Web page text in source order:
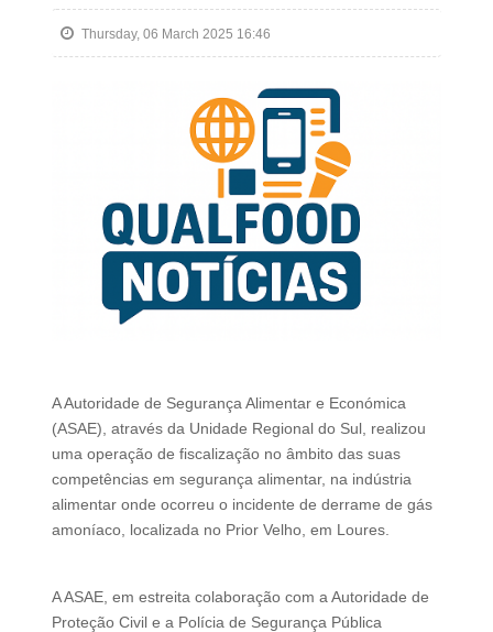
Thursday, 06 March 2025 16:46
AAutoridade de Segurança Alimentar e Económica
(ASAE), através da Unidade Regional do Sul, realizou
uma operação de fiscalização no âmbito das suas
competências em segurança alimentar, na indústria
alimentar onde ocorreu o incidente de derrame de gás
amoníaco, localizada no Prior Velho, em Loures.
A ASAE, em estreita colaboração com a Autoridade de
Proteção Civil e a Polícia de Segurança Pública